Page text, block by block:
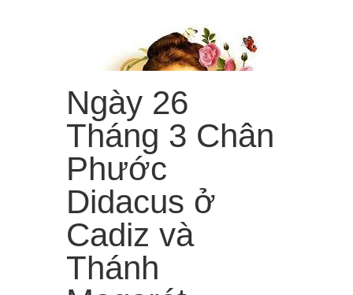
“Từ trời cao, Em sẽ làm mưa hoa hồng rơi xuống trần
gian!”
Ngày 26
Tháng 3 Chân
Phước
Didacus ở
Cadiz và
Thánh